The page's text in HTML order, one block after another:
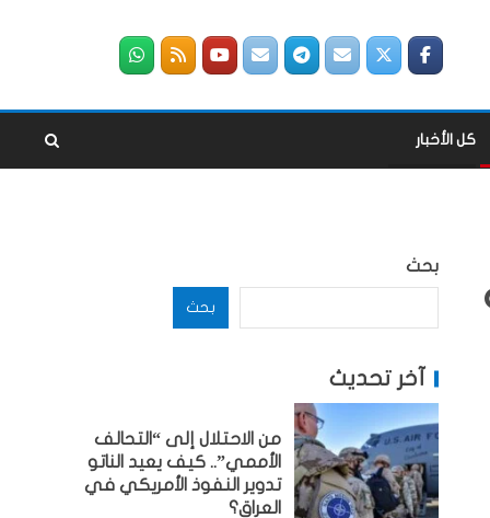
كل الأخبار
بحث
بحث
آخر تحديث
من الاحتلال إلى “التحالف
الأممي”.. كيف يعيد الناتو
تدوير النفوذ الأمريكي في
العراق؟